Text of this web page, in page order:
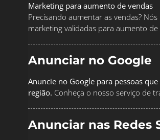
Marketing para aumento de vendas
Precisando aumentar as vendas?
marketing validadas para aumento de
Anunciar no Google
Anuncie no Google para pessoas
região. Conheça o nosso serviço de
Anunciar nas Redes